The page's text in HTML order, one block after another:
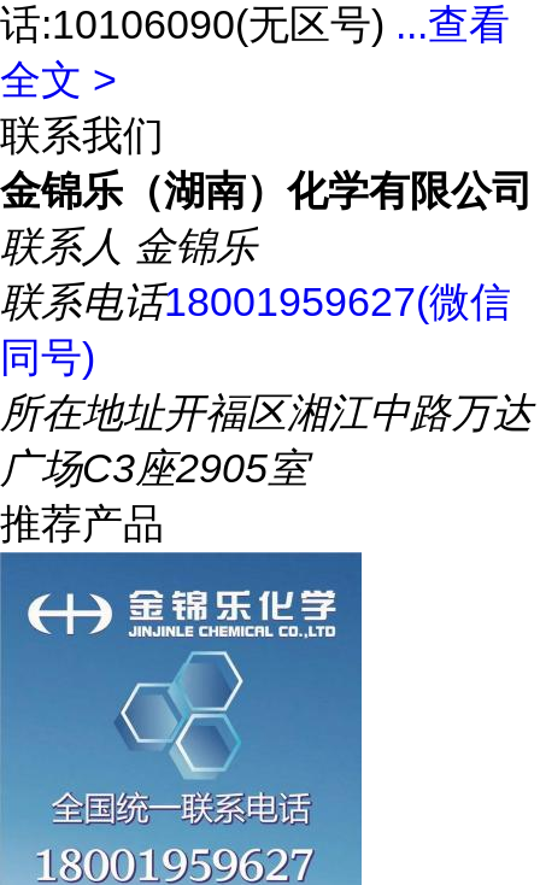
话:10106090(无区号) ...查看
全文 >
联系我们
金锦乐（湖南）化学有限公司
联系人 金锦乐
联系电话18001959627(微信
同号)
所在地址开福区湘江中路万达
广场C3座2905室
推荐产品